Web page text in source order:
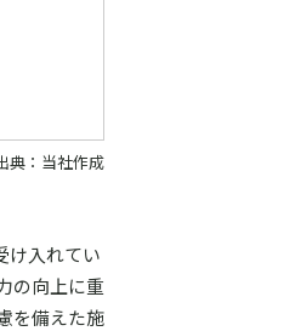
典：当社作成
け入れてい
の向上に重
を備えた施